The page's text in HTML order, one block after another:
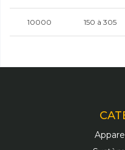
10000 150 à 305